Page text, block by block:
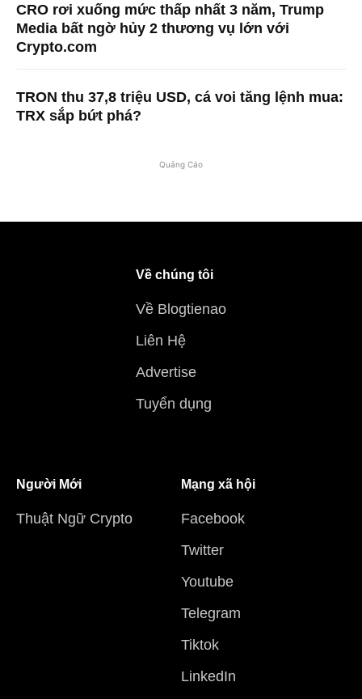
CRO rơi xuống mức thấp nhất 3 năm, Trump
Media bất ngờ hủy 2 thương vụ lớn với
Crypto.com
TRON thu 37,8 triệu USD, cá voi tăng lệnh mua:
TRX sắp bứt phá?
Quảng Cáo
Về chúng tôi
Về Blogtienao
Liên Hệ
Advertise
Tuyển dụng
Người Mới
Thuật Ngữ Crypto
Mạng xã hội
Facebook
Twitter
Youtube
Telegram
Tiktok
LinkedIn